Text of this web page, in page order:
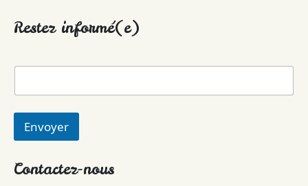
Restez informé(e)
Envoyer
Contactez-nous